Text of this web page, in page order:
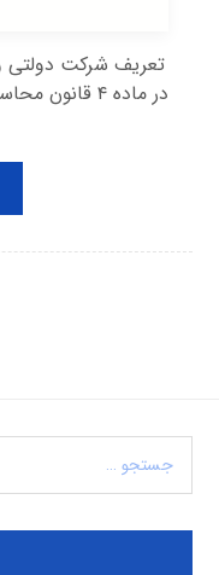
تعریف شرکت دولتی
در ماده ۴